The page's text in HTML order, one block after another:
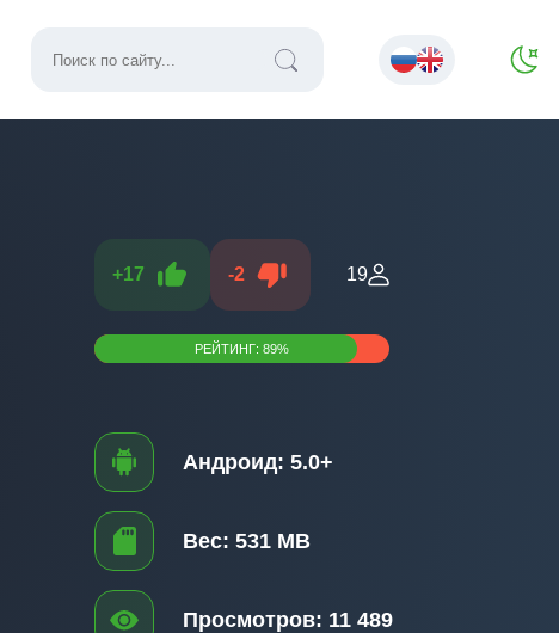
+17 -2 19
РЕЙТИНГ:89%
Андроид: 5.0+
Вес: 531 MB
Просмотров: 11 489